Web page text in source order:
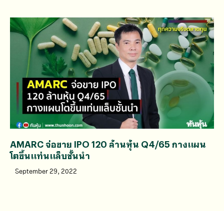
AMARC จ่อขาย IPO 120 ล้านหุ้น Q4/65 กางแผน
โตขึ้นแท่นแล็บชั้นนำ
September 29, 2022